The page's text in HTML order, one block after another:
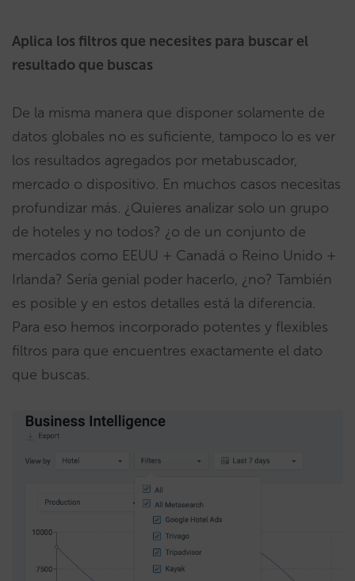
Aplica los filtros que necesites para buscar el
resultado que buscas
De la misma manera que disponer solamente de
datos globales no es suficiente, tampoco lo es ver
los resultados agregados por metabuscador,
mercado o dispositivo. En muchos casos necesitas
profundizar más. ¿Quieres analizar solo un grupo
de hoteles y no todos? ¿o de un conjunto de
mercados como EEUU + Canadá o Reino Unido +
Irlanda? Sería genial poder hacerlo, ¿no? También
es posible y en estos detalles está la diferencia.
Para eso hemos incorporado potentes y flexibles
filtros para que encuentres exactamente el dato
que buscas.